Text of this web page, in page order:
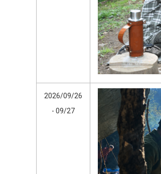
2026/09/26
- 09/27